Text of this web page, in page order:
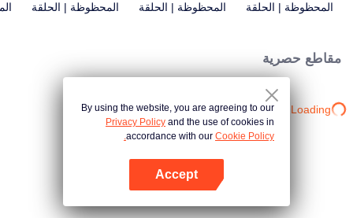
المحظوظة | الحلقة
المحظوظة | الحلقة
المحظوظة | الحلقة
مقاطع حصرية
Loading…
By using the website, you are agreeing to our
Privacy Policy and the use of cookies in
accordance with our Cookie Policy.
Accept